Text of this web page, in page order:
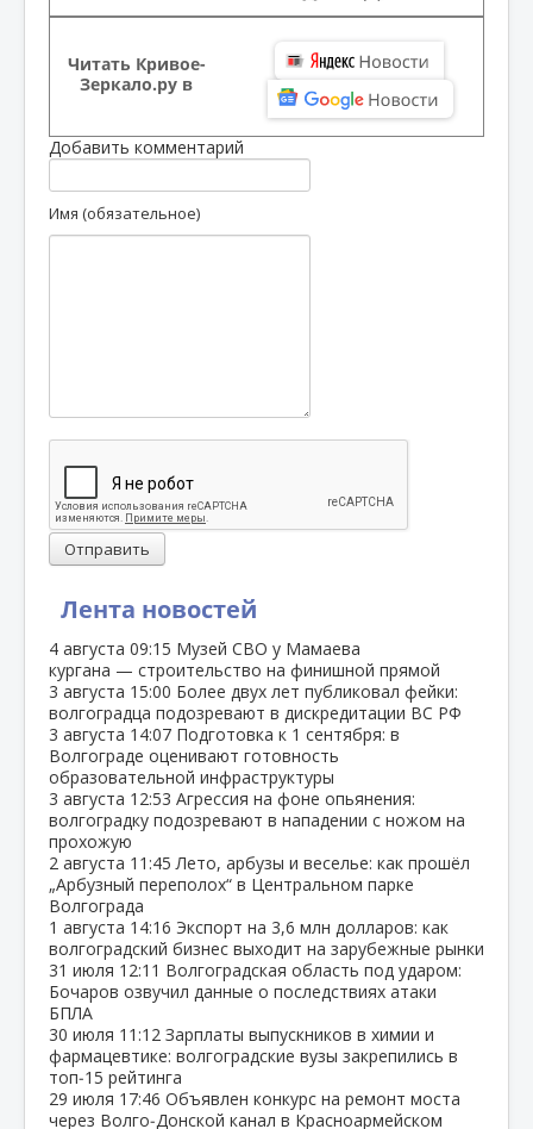
Лента новостей
4 августа 09:15 Музей СВО у Мамаева
кургана — строительство на финишной прямой
3 августа 15:00 Более двух лет публиковал фейки:
волгоградца подозревают в дискредитации ВС РФ
3 августа 14:07 Подготовка к 1 сентября: в
Волгограде оценивают готовность
образовательной инфраструктуры
3 августа 12:53 Агрессия на фоне опьянения:
волгоградку подозревают в нападении с ножом на
прохожую
2 августа 11:45 Лето, арбузы и веселье: как прошёл
„Арбузный переполох“ в Центральном парке
Волгограда
1 августа 14:16 Экспорт на 3,6 млн долларов: как
волгоградский бизнес выходит на зарубежные рынки
31 июля 12:11 Волгоградская область под ударом:
Бочаров озвучил данные о последствиях атаки
БПЛА
30 июля 11:12 Зарплаты выпускников в химии и
фармацевтике: волгоградские вузы закрепились в
топ‑15 рейтинга
29 июля 17:46 Объявлен конкурс на ремонт моста
через Волго‑Донской канал в Красноармейском
Читать Кривое-
Зеркало.ру в
Добавить комментарий
Имя (обязательное)
Отправить